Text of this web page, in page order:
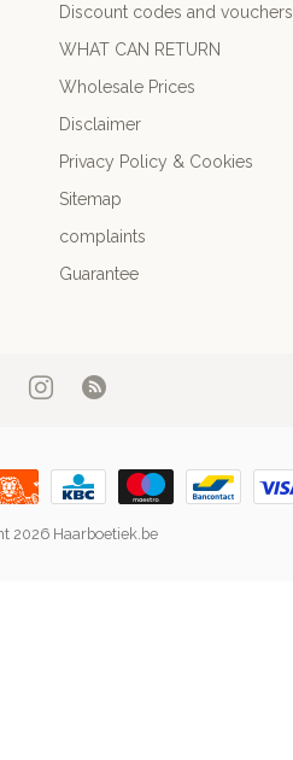
Discount codes and vouchers
WHAT CAN RETURN
Wholesale Prices
Disclaimer
Privacy Policy & Cookies
Sitemap
complaints
Guarantee
2026 Haarboetiek.be